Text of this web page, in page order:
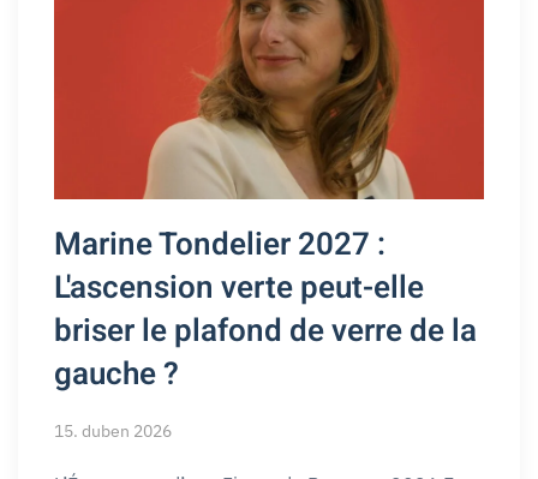
Marine Tondelier 2027 :
L'ascension verte peut-elle
briser le plafond de verre de la
gauche ?
15. duben 2026